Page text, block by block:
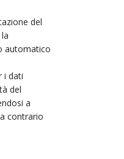
del
automatico
i dati
del
a
contrario